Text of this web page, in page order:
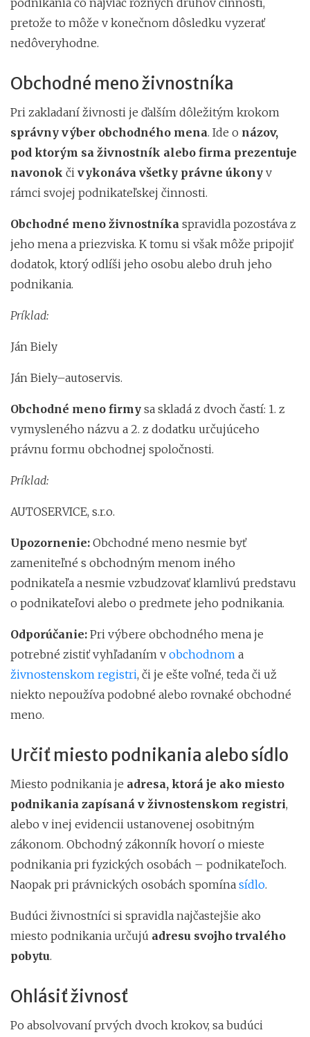
pretože to môže v konečnom dôsledku vyzerať
nedôveryhodne.
Obchodné meno živnostníka
Pri zakladaní živnosti je ďalším dôležitým krokom
správny výber obchodného mena. Ide o názov,
pod ktorým sa živnostník alebo firma prezentuje
navonok či vykonáva všetky právne úkony v
rámci svojej podnikateľskej činnosti.
Obchodné meno živnostníka spravidla pozostáva z
jeho mena a priezviska. K tomu si však môže pripojiť
dodatok, ktorý odlíši jeho osobu alebo druh jeho
podnikania.
Príklad:
Ján Biely
Ján Biely–autoservis.
Obchodné meno firmy sa skladá z dvoch častí: 1. z
vymysleného názvu a 2. z dodatku určujúceho
právnu formu obchodnej spoločnosti.
Príklad:
AUTOSERVICE, s.r.o.
Upozornenie: Obchodné meno nesmie byť
zameniteľné s obchodným menom iného
podnikateľa a nesmie vzbudzovať klamlivú predstavu
o podnikateľovi alebo o predmete jeho podnikania.
Odporúčanie: Pri výbere obchodného mena je
potrebné zistiť vyhľadaním v obchodnom a
živnostenskom registri, či je ešte voľné, teda či už
niekto nepoužíva podobné alebo rovnaké obchodné
meno.
Určiť miesto podnikania alebo sídlo
Miesto podnikania je adresa, ktorá je ako miesto
podnikania zapísaná v živnostenskom registri,
alebo v inej evidencii ustanovenej osobitným
zákonom. Obchodný zákonník hovorí o mieste
podnikania pri fyzických osobách – podnikateľoch.
Naopak pri právnických osobách spomína sídlo.
Budúci živnostníci si spravidla najčastejšie ako
miesto podnikania určujú adresu svojho trvalého
pobytu.
Ohlásiť živnosť
Po absolvovaní prvých dvoch krokov, sa budúci